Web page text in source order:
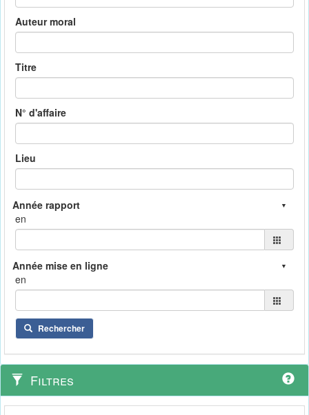
Auteur moral
Titre
N° d'affaire
Lieu
en
en
Rechercher
Filtres